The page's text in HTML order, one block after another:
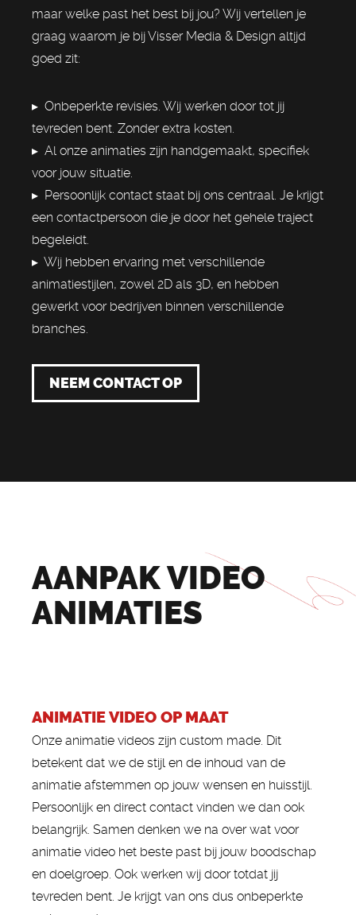
maar welke past het best bij jou? Wij vertellen je
graag waarom je bij Visser Media & Design altijd
goed zit:
▸ Onbeperkte revisies. Wij werken door tot jij
tevreden bent. Zonder extra kosten.
▸ Al onze animaties zijn handgemaakt, specifiek
voor jouw situatie.
▸ Persoonlijk contact staat bij ons centraal. Je krijgt
een contactpersoon die je door het gehele traject
begeleidt.
▸ Wij hebben ervaring met verschillende
animatiestijlen, zowel 2D als 3D, en hebben
gewerkt voor bedrijven binnen verschillende
branches.
NEEM CONTACT OP
AANPAK VIDEO
ANIMATIES
ANIMATIE VIDEO OP MAAT
Onze animatie videos zijn custom made. Dit
betekent dat we de stijl en de inhoud van de
animatie afstemmen op jouw wensen en huisstijl.
Persoonlijk en direct contact vinden we dan ook
belangrijk. Samen denken we na over wat voor
animatie video het beste past bij jouw boodschap
en doelgroep. Ook werken wij door totdat jij
tevreden bent. Je krijgt van ons dus onbeperkte